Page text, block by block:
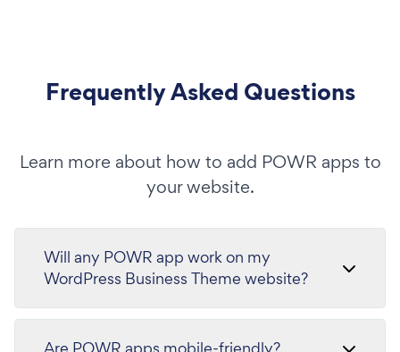
Frequently Asked Questions
Learn more about how to add POWR apps to
your website.
Will any POWR app work on my
WordPress Business Theme website?
Are POWR apps mobile-friendly?